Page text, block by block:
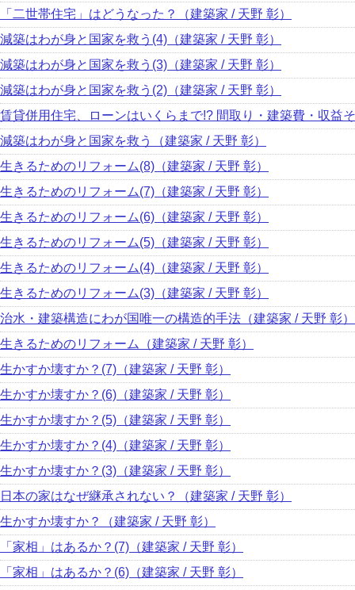
「二世帯住宅」はどうなった？（建築家 / 天野 彰）
減築はわが身と国家を救う(4)（建築家 / 天野 彰）
減築はわが身と国家を救う(3)（建築家 / 天野 彰）
減築はわが身と国家を救う(2)（建築家 / 天野 彰）
賃貸併用住宅、ローンはいくらまで!? 間取り・建築費・収益
減築はわが身と国家を救う（建築家 / 天野 彰）
生きるためのリフォーム(8)（建築家 / 天野 彰）
生きるためのリフォーム(7)（建築家 / 天野 彰）
生きるためのリフォーム(6)（建築家 / 天野 彰）
生きるためのリフォーム(5)（建築家 / 天野 彰）
生きるためのリフォーム(4)（建築家 / 天野 彰）
生きるためのリフォーム(3)（建築家 / 天野 彰）
治水・建築構造にわが国唯一の構造的手法（建築家 / 天野 彰）
生きるためのリフォーム（建築家 / 天野 彰）
生かすか壊すか？(7)（建築家 / 天野 彰）
生かすか壊すか？(6)（建築家 / 天野 彰）
生かすか壊すか？(5)（建築家 / 天野 彰）
生かすか壊すか？(4)（建築家 / 天野 彰）
生かすか壊すか？(3)（建築家 / 天野 彰）
日本の家はなぜ継承されない？（建築家 / 天野 彰）
生かすか壊すか？（建築家 / 天野 彰）
「家相」はあるか？(7)（建築家 / 天野 彰）
「家相」はあるか？(6)（建築家 / 天野 彰）